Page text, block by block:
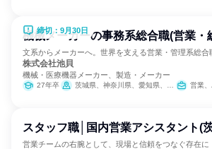
締切：9月30日
機械メーカーの事務系総合職(営業・
文系からメーカーへ。世界を支える営業・管理系総合
株式会社池貝
機械・医療機器メーカー、製造・メーカー
27年卒 茨城県、神奈川県、愛知県、大阪府 営業、
スタッフ職│国内営業アシスタント(
営業チームの右腕として、現場と信頼をつなぐ存在に